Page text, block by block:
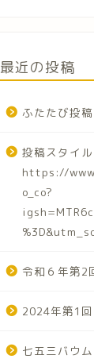
最近の投稿
ふたたび投
投稿スタイ
https://
o_co?
令和６年第2
2024年第1
七五三バウ